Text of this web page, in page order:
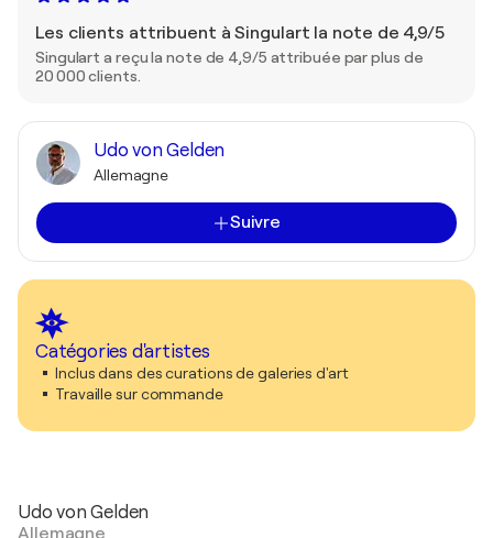
Les clients attribuent à Singulart la note de 4,9/5
Singulart a reçu la note de 4,9/5 attribuée par plus de
20 000 clients.
Udo von Gelden
Allemagne
Suivre
Catégories d'artistes
Inclus dans des curations de galeries d'art
Travaille sur commande
Udo von Gelden
Allemagne